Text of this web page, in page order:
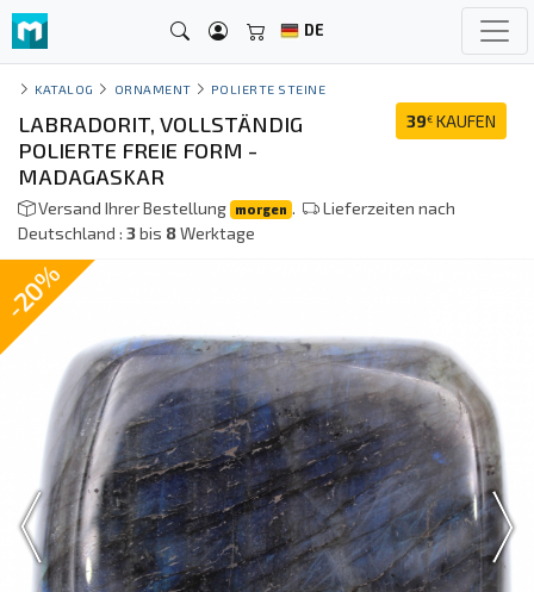
DE
KATALOG ORNAMENT POLIERTE STEINE
39€ KAUFEN
LABRADORIT, VOLLSTÄNDIG
POLIERTE FREIE FORM -
MADAGASKAR
Versand Ihrer Bestellung morgen .
Lieferzeiten nach
Deutschland : 3bis 8Werktage